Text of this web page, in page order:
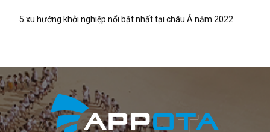
5 xu hướng khởi nghiệp nổi bật nhất tại châu Á năm 2022